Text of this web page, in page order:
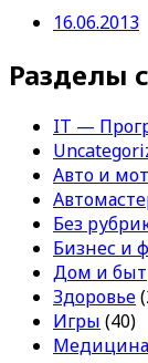
16.06.2013
Разделы
IT —
Авто и
Без
Бизнес и
Дом и быт
Здоровье
Игры (40)
Медицина